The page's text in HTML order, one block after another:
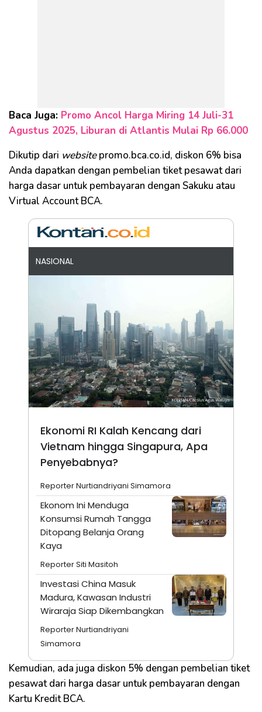
Baca Juga: Promo Ancol Harga Miring 14 Juli-31
Agustus 2025, Liburan di Atlantis Mulai Rp 66.000
Dikutip dari websitepromo.bca.co.id, diskon 6% bisa
Anda dapatkan dengan pembelian tiket pesawat dari
harga dasar untuk pembayaran dengan Sakuku atau
Virtual Account BCA.
NASIONAL
Ekonomi RI Kalah Kencang dari
Vietnam hingga Singapura, Apa
Penyebabnya?
Reporter Nurtiandriyani Simamora
Ekonom Ini Menduga
Konsumsi Rumah Tangga
Ditopang Belanja Orang
Kaya
Reporter Siti Masitoh
Investasi China Masuk
Madura, Kawasan Industri
Wiraraja Siap Dikembangkan
Reporter Nurtiandriyani
Simamora
Kemudian, ada juga diskon 5% dengan pembelian tiket
pesawat dari harga dasar untuk pembayaran dengan
Kartu Kredit BCA.